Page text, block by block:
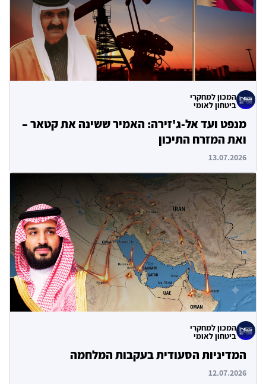
המכון למחקרי
ביטחון לאומי
מנפט ועד אל-ג'זירה: האמיר ששינה את קטאר –
ואת המזרח התיכון
13.07.2026
המכון למחקרי
ביטחון לאומי
המדיניות הסעודית בעקבות המלחמה
12.07.2026